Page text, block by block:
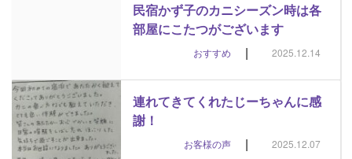
民宿かず子のカニシーズン時は各
部屋にこたつがございます
おすすめ | 2025.12.14
連れてきてくれたじーちゃんに感
謝！
お客様の声 | 2025.12.07